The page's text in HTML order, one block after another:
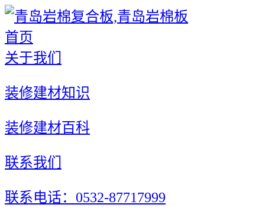
首页
关于我们
装修建材知识
装修建材百科
联系我们
联系电话：0532-87717999